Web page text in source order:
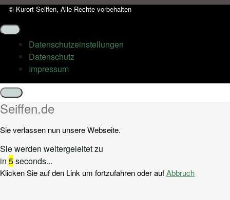
© Kurort Seiffen, Alle Rechte vorbehalten
Datenschutz­einstellungen
Datenschutz
Impressum
Schließen
Seiffen.de
Sie verlassen nun unsere Webseite.
Sie werden weitergeleitet zu
in 5seconds...
Klicken Sie auf den Link um fortzufahren oder aufAbbruch